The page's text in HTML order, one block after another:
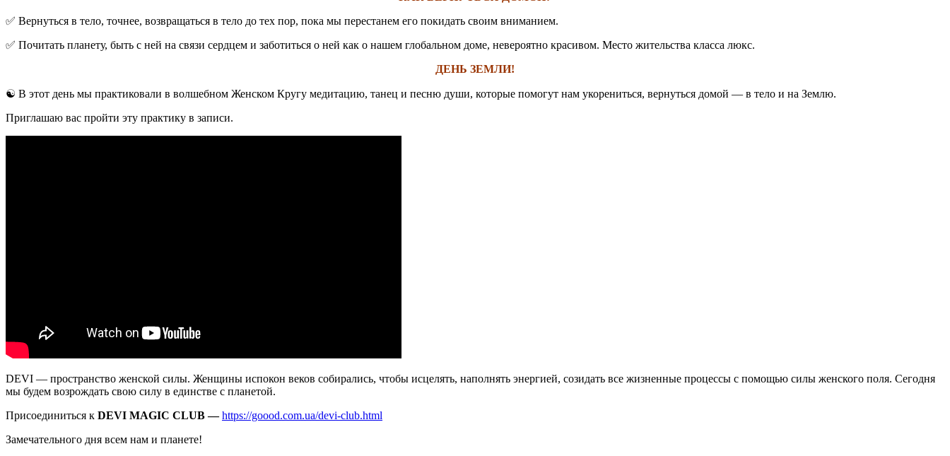
✅ Вернуться в тело, точнее, возвращаться в тело до тех пор, пока мы перестанем его покидать своим вниманием.
✅ Почитать планету, быть с ней на связи сердцем и заботиться о ней как о нашем глобальном доме, невероятно красивом. Место жительства класса люкс.
ДЕНЬ ЗЕМЛИ!
☯️ В этот день мы практиковали в волшебном Женском Кругу медитацию, танец и песню души, которые помогут нам укорениться, вернуться домой — в тело и на Землю.
Приглашаю вас пройти эту практику в записи.
DEVI — пространство женской силы. Женщины испокон веков собирались, чтобы исцелять, наполнять энергией, созидать все жизненные процессы с помощью силы женского поля. Сегодня
мы будем возрождать свою силу в единстве с планетой.
Присоединиться к DEVI MAGIC CLUB — https://goood.com.ua/devi-club.html
Замечательного дня всем нам и планете!